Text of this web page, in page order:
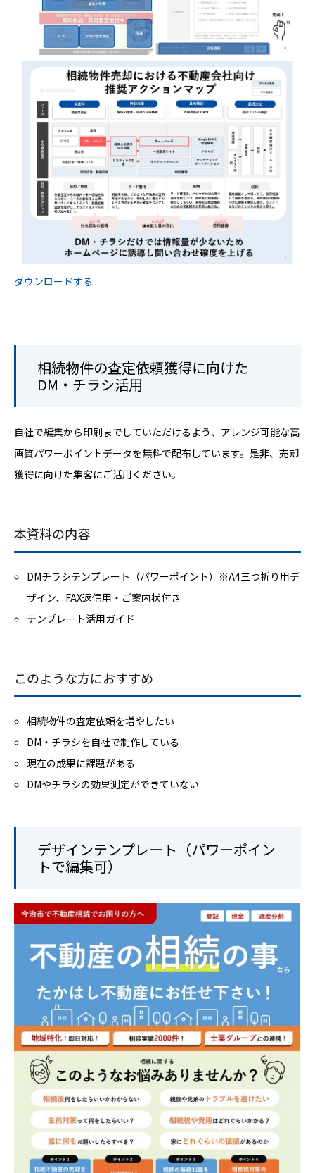
ダウンロードする
相続物件の査定依頼獲得に向けた
DM・チラシ活用
自社で編集から印刷までしていただけるよう、アレンジ可能な高
画質パワーポイントデータを無料で配布しています。是非、売却
獲得に向けた集客にご活用ください。
本資料の内容
DMチラシテンプレート（パワーポイント）※A4三つ折り用デ
ザイン、FAX返信用・ご案内状付き
テンプレート活用ガイド
このような方におすすめ
相続物件の査定依頼を増やしたい
DM・チラシを自社で制作している
現在の成果に課題がある
DMやチラシの効果測定ができていない
デザインテンプレート（パワーポイン
トで編集可）